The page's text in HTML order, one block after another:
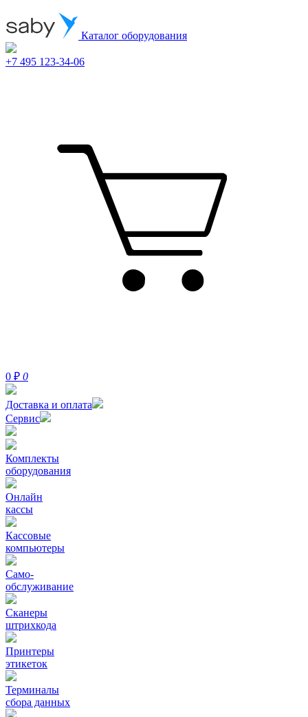
Каталог оборудования
+7 495 123-34-06
0 ₽ 0
Доставка и оплата
Сервис
Комплекты
оборудования
Онлайн
кассы
Кассовые
компьютеры
Само-
обслуживание
Сканеры
штрихкода
Принтеры
этикеток
Терминалы
сбора данных